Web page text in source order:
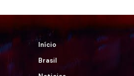
Início
Brasil